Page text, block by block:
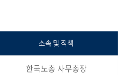
소속 및 직책
한국노총 사무총장